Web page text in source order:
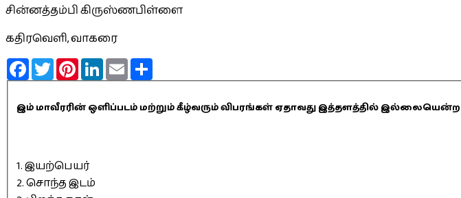
சின்னத்தம்பி கிருஸ்ணபிள்ளை
கதிரவெளி, வாகரை
FacebookTwitterPinterestLinkedInEmail
இம் மாவீரரின் ஒளிப்படம் மற்றும் கீழ்வரும் விபரங்கள் ஏதாவது இத்தளத்தில்
1. இயற்பெயர்
2. சொந்த இடம்